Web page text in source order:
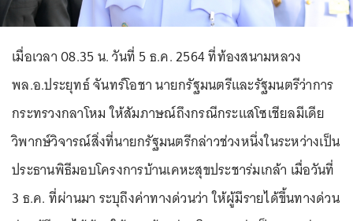
เมื่อเวลา 08.35 น. วันที่ 5 ธ.ค. 2564 ที่ท้องสนามหลวง
พล.อ.ประยุทธ์ จันทร์โอชา นายกรัฐมนตรีและรัฐมนตรีว่าการ
กระทรวงกลาโหม ให้สัมภาษณ์ถึงกรณีกระแสโซเชียลมีเดีย
วิพากษ์วิจารณ์สิ่งที่นายกรัฐมนตรีกล่าวช่วงหนึ่งในระหว่างเป็น
ประธานพิธีมอบโครงการบ้านเคหะสุขประชาร่มเกล้า เมื่อวันที่
3 ธ.ค. ที่ผ่านมา ระบุถึงค่าทางด่วนว่า ให้ผู้มีรายได้ขึ้นทางด่วน